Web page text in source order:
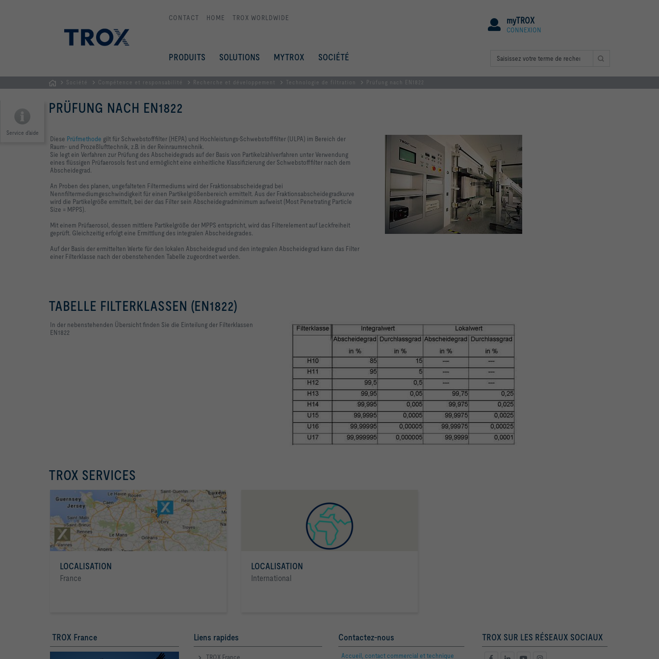
CONTACT HOME TROX WORLDWIDE myTROX
CONNEXION
PRODUITS SOLUTIONS MYTROX SOCIÉTÉ
d'accueil
Société Compétence et responsabilité Recherche et développement Technologie de filtration Prüfung nach EN1822
Service d'aide
PRÜFUNG NACH EN1822
Diese Prüfmethode gilt für Schwebstofffilter (HEPA) und Hochleistungs-Schwebstofffilter (ULPA) im Bereich der
Raum- und Prozeßlufttechnik, z.B. in der Reinraumrechnik.
Sie legt ein Verfahren zur Prüfung des Abscheidegrads auf der Basis von Partikelzählverfahren unter Verwendung
eines flüssigen Prüfaerosols fest und ermöglicht eine einheitliche Klassifizierung der Schwebstofffilter nach dem
Abscheidegrad.
An Proben des planen, ungefalteten Filtermediums wird der Fraktionsabscheidegrad bei
Nennfiltermediumgeschwindigkeit für einen Partikelgrößenbereich ermittelt. Aus der Fraktionsabscheidegradkurve
wird die Partikelgröße ermittelt, bei der das Filter sein Abscheidegradminimum aufweist (Most Penetrating Particle
Size = MPPS).
Mit einem Prüfaerosol, dessen mittlere Partikelgröße der MPPS entspricht, wird das Filterelement auf Leckfreiheit
geprüft. Gleichzeitig erfolgt eine Ermittlung des integralen Abscheidegrades.
Auf der Basis der ermittelten Werte für den lokalen Abscheidegrad und den integralen Abscheidegrad kann das Filter
einer Filterklasse nach der obenstehenden Tabelle zugeordnet werden.
TABELLE FILTERKLASSEN (EN1822)
In der nebenstehenden Übersicht finden Sie die Einteilung der Filterklassen
EN1822
TROX SERVICES
LOCALISATION
France
LOCALISATION
International
TROX France Liens rapides
TROX France
Contactez-nous
Accueil, contact commercial et technique
TROX SUR LES RÉSEAUX SOCIAUX